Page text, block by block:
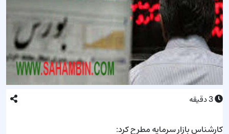
3دقیقه
کارشناس بازار سرمایه مطرح کرد: